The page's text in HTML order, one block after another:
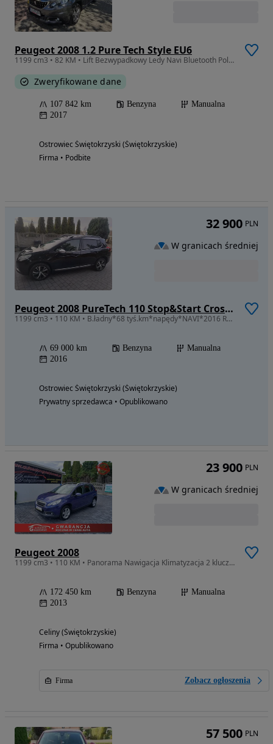
Peugeot 2008 1.2 Pure Tech Style EU6
1199 cm3 • 82 KM • Lift Bezwypadkowy Ledy Navi Bluetooth Polski język 100% oryginał
Zweryfikowane dane
107 842 km Benzyna
Manualna
2017
Ostrowiec Świętokrzyski (Świętokrzyskie)
Firma • Podbite
Peugeot 2008 PureTech 110 Stop&Start Crossway
1199 cm3 • 110 KM • B.ładny*68 tyś.km*napędy*NAVI*2016 ROK
69 000 km Benzyna
Manualna
2016
Ostrowiec Świętokrzyski (Świętokrzyskie)
Prywatny sprzedawca • Opublikowano
32 900 PLN
W granicach średniej
Peugeot 2008
1199 cm3 • 110 KM • Panorama Nawigacja Klimatyzacja 2 kluczyki ZADBANY
172 450 km Benzyna
Manualna
2013
Celiny (Świętokrzyskie)
Firma • Opublikowano
Firma Zobacz ogłoszenia
23 900 PLN
W granicach średniej
57 500 PLN